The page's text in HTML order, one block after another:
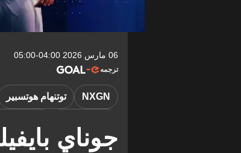
06 مارس 2026 04:00-05:00
ترجمه
جوناي
NXGN توتنهام هوتسبير